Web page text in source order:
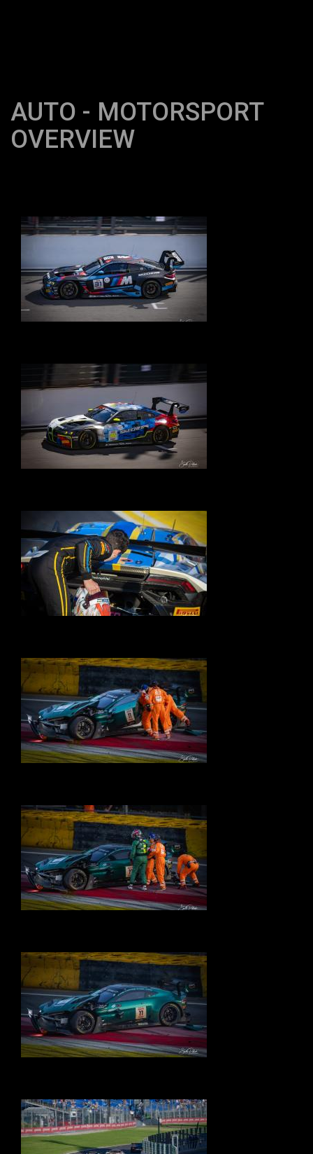
AUTO - MOTORSPORT
OVERVIEW